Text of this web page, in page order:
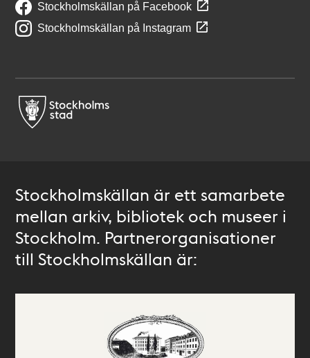
Stockholmskällan på Facebook
Stockholmskällan på Instagram
Stockholmskällan är ett samarbete
mellan arkiv, bibliotek och museer i
Stockholm. Partnerorganisationer
till Stockholmskällan är: